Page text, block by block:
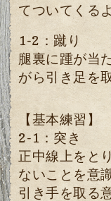
てついてくる
1-2：蹴り
腿裏に踵が当
がら引き足を
【基本練習】
2-1：突き
正中線上をと
ないことを意
引き手を取る